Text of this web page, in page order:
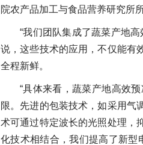
院农产品加工与食品营养研究所
“我们团队集成了蔬菜产地
说，这些技术的应用，不仅能有
全程新鲜。
“具体来看，蔬菜产地高效
限。先进的包装技术，如采用气
术可通过特定波长的光照处理，
化技术相结合，我们提高了新型